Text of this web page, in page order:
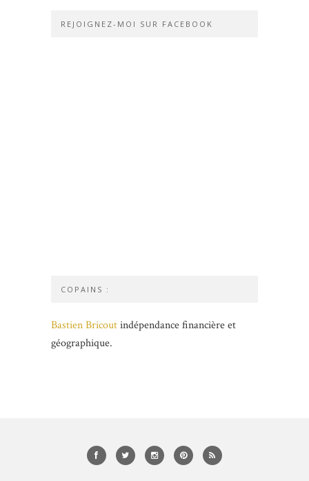
REJOIGNEZ-MOI SUR FACEBOOK
COPAINS :
Bastien Bricoutindépendance financière et
géographique.